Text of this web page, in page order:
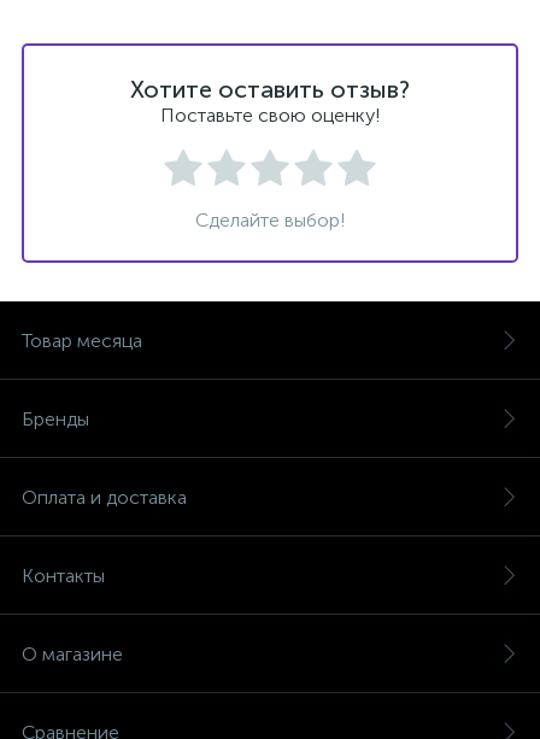
Хотите оставить отзыв?
Поставьте свою оценку!
Сделайте выбор!
Товар месяца
Бренды
Оплата и доставка
Контакты
О магазине
Сравнение